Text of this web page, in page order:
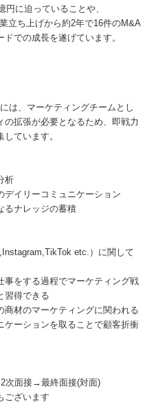
に迫っていることや、
立ち上げから約2年で16件のM&A
での成長を遂げています。
は、マーケティングチームとし
拡張が必要となるため、即戦力
ています。
析
デイリーコミュニケーション
るナレッジの蓄積
etc.）に関して
事をする過程でマーケティング戦
習得できる
商材のマーケティングに関われる
ケーションを取ることで顧客折衝
面接→最終面接(対面)
ございます